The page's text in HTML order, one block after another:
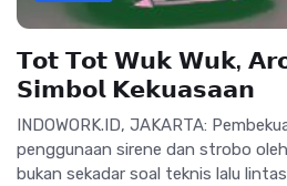
𝗧𝗼𝘁 𝗧𝗼𝘁 𝗪𝘂𝗸 𝗪𝘂𝗸,
𝗦𝗶𝗺𝗯𝗼𝗹 𝗞𝗲𝗸𝘂𝗮𝘀𝗮𝗮𝗻
INDOWORK.ID, JAKARTA:
penggunaan sirene dan strobo
bukan sekadar soal teknis lalu